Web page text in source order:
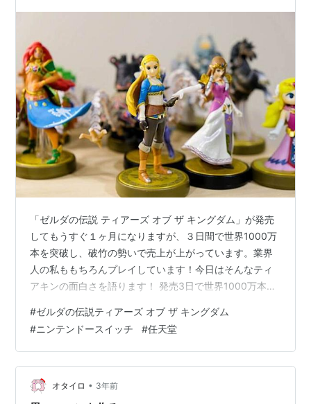
「ゼルダの伝説 ティアーズ オブ ザ キングダム」が発売
してもうすぐ１ヶ月になりますが、３日間で世界1000万
本を突破し、破竹の勢いで売上が上がっています。業界
人の私ももちろんプレイしています！今日はそんなティ
アキンの面白さを語ります！ 発売3日で世界1000万本突
1000万本突破！「ゼルダの伝説」新作が面白すぎる ニン
テンドースイッチでNo.1ヒット！秘密は裏切らないこと
ニンテンドースイッチでNo.1ヒット！秘密は裏切らない
こと ティアキンは3日間で世界1000万本を突破し、ニン
テンドースイッチの作品で一番売れたゲームとなりまし
#ゼルダの伝説ティアーズ オブ ザ キングダム
#ニンテンドースイッチ #任天堂
オタイロ • 3年前